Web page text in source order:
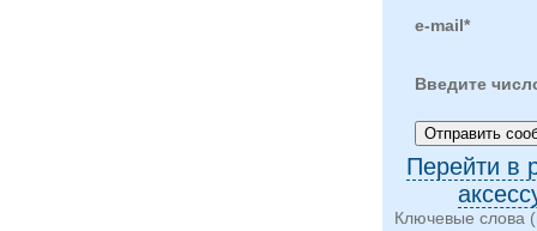
e-mail*
Введите
Перейти в
Ключевые слова